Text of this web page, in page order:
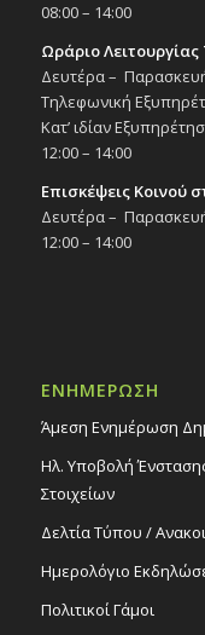
08:00 – 14:00
Ωράριο
Δευτέρα –
Τηλεφωνική
Κατ’ ιδίαν
12:00 – 14:00
Επισκέψεις Κοινού
Δευτέρα –
12:00 – 14:00
ΕΝΗΜΕΡΩΣΗ
Άμεση Ενημέρωση
Ηλ. Υποβολή
Στοιχείων
Δελτία Τύπου /
Ημερολόγιο
Πολιτικοί Γάμοι